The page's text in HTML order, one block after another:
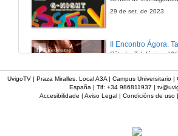
29 de set. de 2023
Feira
UvigoTV | Praza Miralles. Local A3A | Campus Universitario
España | Tlf: +34 986811937 |
Accesibilidade | Aviso Legal| Condicións de uso|